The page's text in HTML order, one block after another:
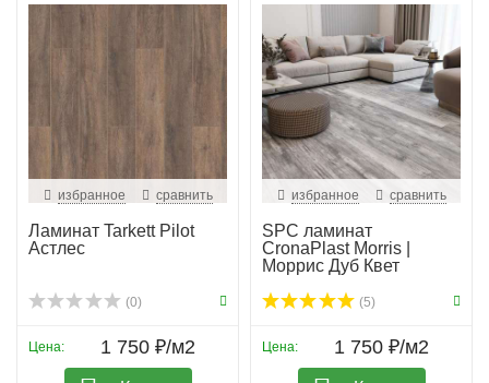
избранное сравнить
Ламинат Tarkett Pilot
Астлес
(0)
Цена: 1 750 ₽/м2
избранное сравнить
SPC ламинат
CronaPlast Morris |
Моррис Дуб Квет
(5)
Цена: 1 750 ₽/м2